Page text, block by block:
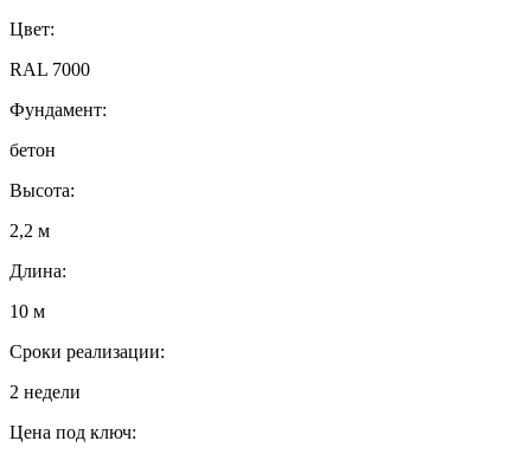
Цвет:
RAL 7000
Фундамент:
бетон
Высота:
2,2 м
Длина:
10 м
Сроки реализации:
2 недели
Цена под ключ: